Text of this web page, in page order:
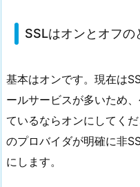
SSLはオンとオフの
基本はオンです。現在は
ールサービスが多いため
ているならオンにしてく
のプロバイダが明確に非
にします。